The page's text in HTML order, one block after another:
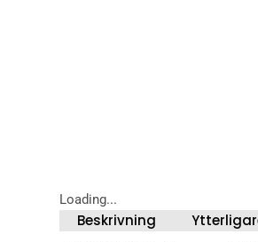
Loading...
Beskrivning